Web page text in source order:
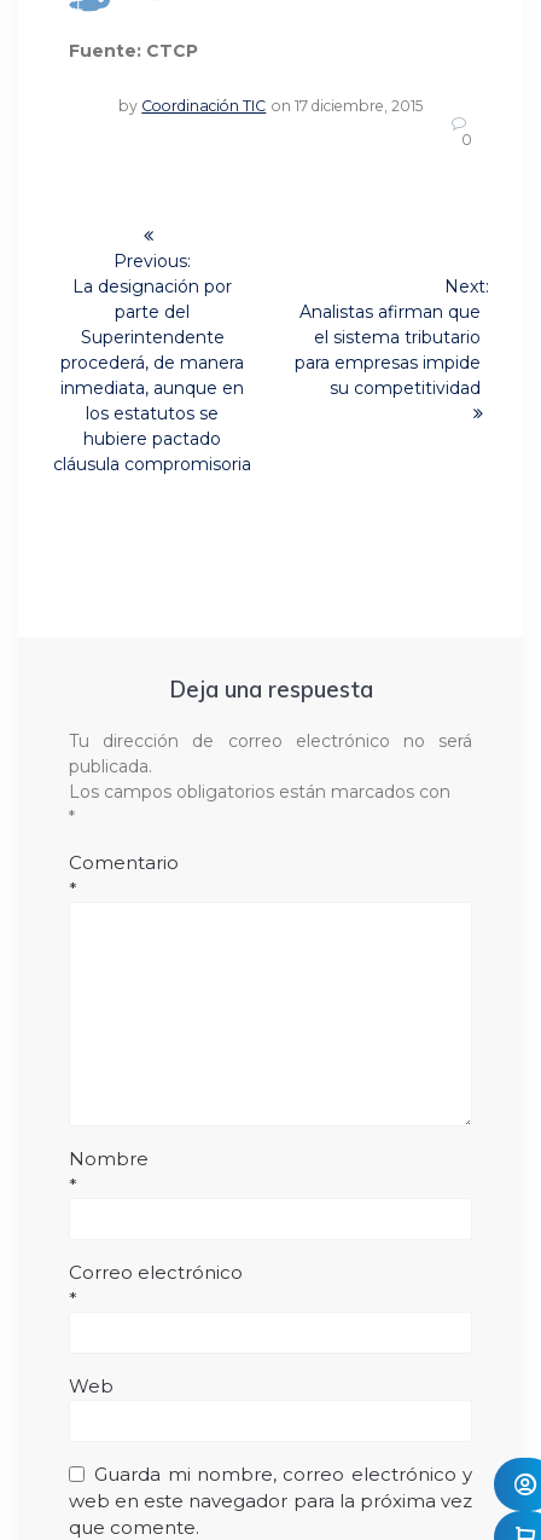
Fuente: CTCP
by Coordinación TIC on 17 diciembre, 2015
0
Navegación
entradas
Previous:
Previous
La designación por
parte del
Superintendente
procederá, de manera
inmediata, aunque en
los estatutos se
hubiere pactado
cláusula compromisoria
Next:
Next
post:
Analistas afirman que
el sistema tributario
para empresas impide
su competitividad
Deja una respuesta
Tu dirección de correo electrónico no será
publicada.
Los campos obligatorios están marcados con
*
Comentario
*
Nombre
*
Correo electrónico
*
Web
Guarda mi nombre, correo electrónico y
web en este navegador para la próxima vez
que comente.